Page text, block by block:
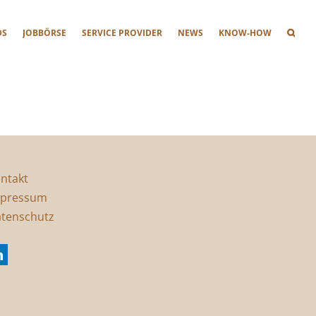
JOBBÖRSE SERVICE PROVIDER NEWS KNOW-HOW